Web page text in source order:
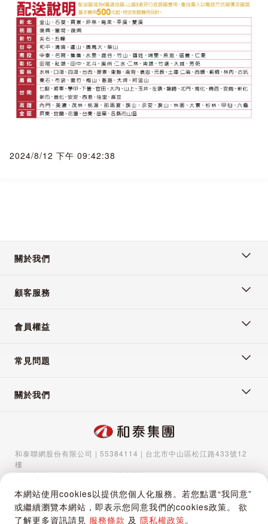
本網站使用cookies以提供您個人化服務。若您點選“我同意”
或繼續瀏覽本網站，即表示您同意我們的cookies政策。 欲
了解更多資訊請見 服務條款 及 隱私權政策。
務必本人簽收，瑕疵當場拒簽收！
一、家電商品單價金額較高，請務必交代本人(收貨人)親簽。
二、簽收時請務必檢查外觀，若外觀有破損、瑕疵、撞凹，請
務必拒收商品，請通知我們將重新發貨。
三、簽收後務必全程錄影並立即拆封查驗，若拆封後外觀有瑕
疵，請立即通報賣家向物流公司報備(我們需於簽收24小時內完
成報備才可申請貨故理賠)，並且請您通報原廠到府鑑定，但有
於買方， 但若有於24小時內完成報備， 我們可協助客人向貨
2024/8/12 下午 09:42:38
關於我們
顧客服務
會員權益
常見問題
關於我們
和泰聯網股份有限公司 | 55384114 | 台北市中山區松江路433號12
樓
服務專線：02-5570-1788| 聯絡信箱：gocs@hotaigo.com.tw| 服
Copyright © 2024 Hotai Connected Co.,Ltd | Powered by Hotai
Motor Corporation